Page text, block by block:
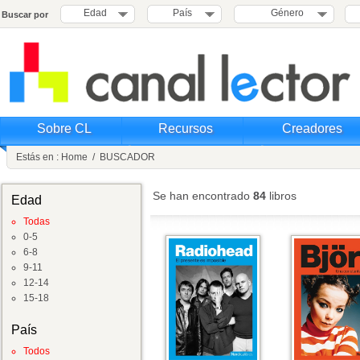
Buscar por Edad País Género
Sobre CL Recursos Creadores
Estás en : Home / BUSCADOR
Edad
Todas
0-5
6-8
9-11
12-14
15-18
País
Todos
Se han encontrado 84 libros